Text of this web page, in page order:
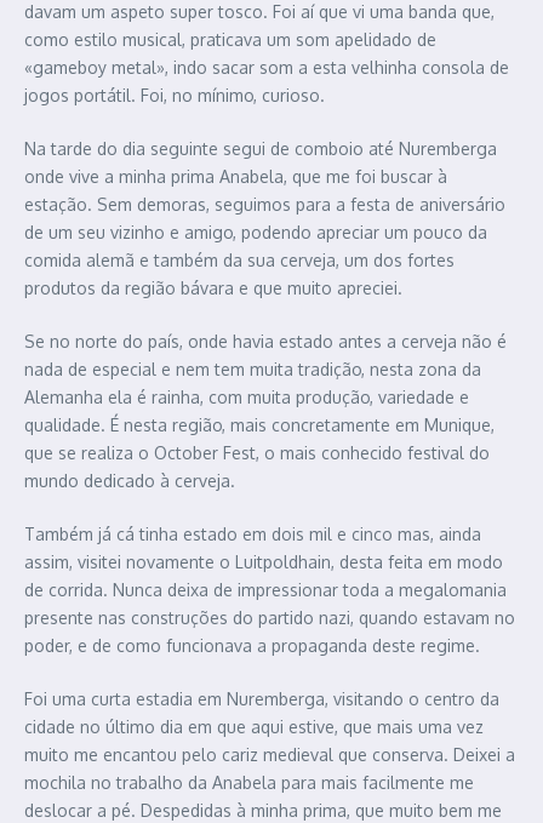
davam um aspeto super tosco. Foi aí que vi uma banda que,
como estilo musical, praticava um som apelidado de
«gameboy metal», indo sacar som a esta velhinha consola de
jogos portátil. Foi, no mínimo, curioso.
Na tarde do dia seguinte segui de comboio até Nuremberga
onde vive a minha prima Anabela, que me foi buscar à
estação. Sem demoras, seguimos para a festa de aniversário
de um seu vizinho e amigo, podendo apreciar um pouco da
comida alemã e também da sua cerveja, um dos fortes
produtos da região bávara e que muito apreciei.
Se no norte do país, onde havia estado antes a cerveja não é
nada de especial e nem tem muita tradição, nesta zona da
Alemanha ela é rainha, com muita produção, variedade e
qualidade. É nesta região, mais concretamente em Munique,
que se realiza o October Fest, o mais conhecido festival do
mundo dedicado à cerveja.
Também já cá tinha estado em dois mil e cinco mas, ainda
assim, visitei novamente o Luitpoldhain, desta feita em modo
de corrida. Nunca deixa de impressionar toda a megalomania
presente nas construções do partido nazi, quando estavam no
poder, e de como funcionava a propaganda deste regime.
Foi uma curta estadia em Nuremberga, visitando o centro da
cidade no último dia em que aqui estive, que mais uma vez
muito me encantou pelo cariz medieval que conserva. Deixei a
mochila no trabalho da Anabela para mais facilmente me
deslocar a pé. Despedidas à minha prima, que muito bem me